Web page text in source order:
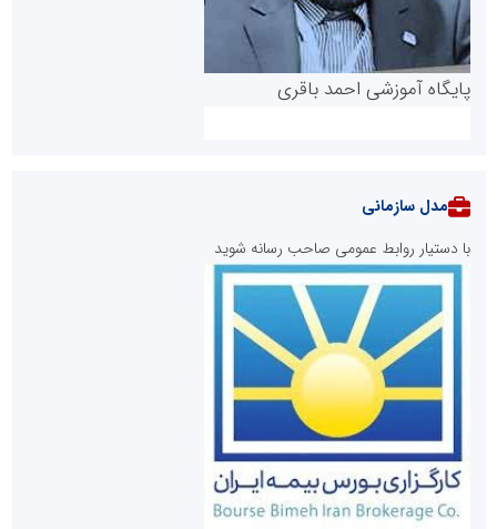
پایگاه آموزشی احمد باقری
روابط عمومی خبرگزاری گزارش خبر
مدل سازمانی
با دستیار روابط عمومی صاحب رسانه شوید